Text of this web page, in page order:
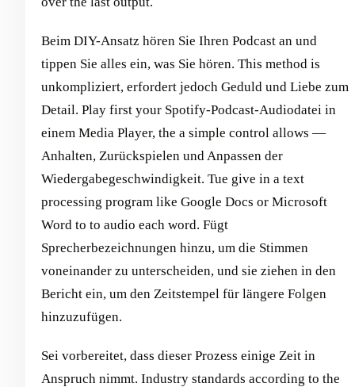
Beim DIY-Ansatz hören Sie Ihren Podcast an und
tippen Sie alles ein, was Sie hören. This method is
unkompliziert, erfordert jedoch Geduld und Liebe zum
Detail. Play first your Spotify-Podcast-Audiodatei in
einem Media Player, the a simple control allows —
Anhalten, Zurückspielen und Anpassen der
Wiedergabegeschwindigkeit. Tue give in a text
processing program like Google Docs or Microsoft
Word to to audio each word. Fügt
Sprecherbezeichnungen hinzu, um die Stimmen
voneinander zu unterscheiden, und sie ziehen in den
Bericht ein, um den Zeitstempel für längere Folgen
hinzuzufügen.
Sei vorbereitet, dass dieser Prozess einige Zeit in
Anspruch nimmt. Industry standards according to the